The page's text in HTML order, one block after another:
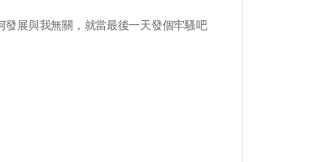
發展與我無關，就當最後一天發個牢騷吧